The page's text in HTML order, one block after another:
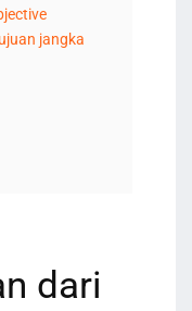
jangka
dari